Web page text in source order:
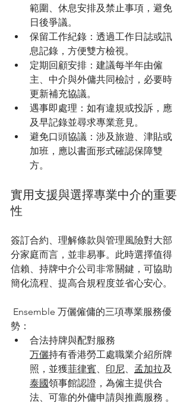
範圍、休息安排及禁止事項，避免
日後爭議。
保留工作紀錄：透過工作日誌或訊
息記錄，方便雙方檢視。
定期回顧安排：建議每半年由僱
主、中介與外傭共同檢討，必要時
更新補充協議。
遇事即處理：如有違規或投訴，應
及早記錄並尋求專業意見。
避免口頭協議：涉及旅遊、津貼或
加班，應以書面形式確認保障雙
方。
實用支援與選擇專業中介的重要
性
簽訂合約、理解條款與管理風險對大部
分家庭而言，並非易事。此時選擇值得
信賴、持牌中介公司非常關鍵，可協助
簡化流程、提高合規程度並省心安心。
Ensemble 万儷僱傭的三項專業服務優
勢：
合法持牌與配對服務
万儷持有香港勞工處職業介紹所牌
照，並獲菲律賓、 印尼、 孟加拉及
泰國領事館認證，為僱主提供合
法、可靠的外傭申請與推薦服務 。